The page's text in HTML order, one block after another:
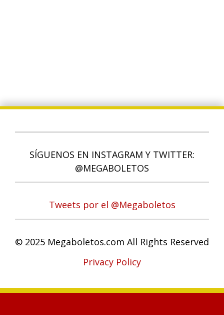
SÍGUENOS EN INSTAGRAM Y TWITTER:
@MEGABOLETOS
Tweets por el @Megaboletos
© 2025 Megaboletos.com All Rights Reserved
Privacy Policy